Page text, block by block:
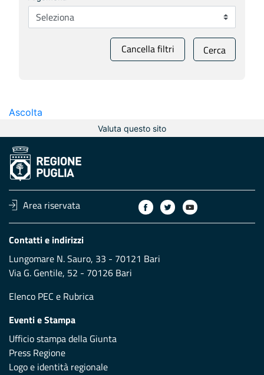
Cancella filtri Cerca
Ascolta
Valuta questo sito
Area riservata
Contatti e indirizzi
Lungomare N. Sauro, 33 - 70121 Bari
Via G. Gentile, 52 - 70126 Bari
Elenco PEC e Rubrica
Eventi e Stampa
Ufficio stampa della Giunta
Press Regione
Logo e identità regionale